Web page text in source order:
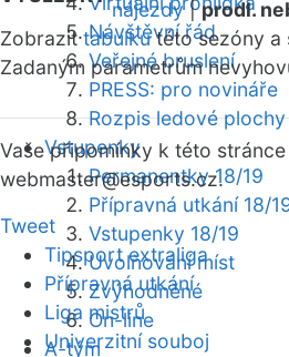
Návštěvní řád
Veřejné bruslení
PRESS: pro novináře
Rozpis ledové plochy
Vstupenky
Permanentky 18/19
Přípravná utkání 18/
Vstupenky 18/19
Uvolňování míst
Zvýhodněné
On-line
A-tým
nájezdy|prodl.
Zobrazittabulkutéto sezóny a
Zadaným parametrům
Vaše připomínky k této
webmaster@esports.cz.
Tweet
Tipsport extraliga
Přípravná utkání
Liga mistrů
Univerzitní souboj